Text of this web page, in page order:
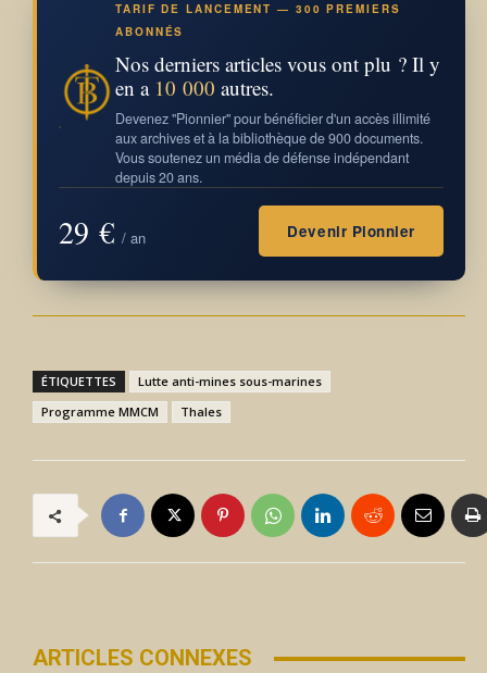
TARIF DE LANCEMENT — 300 PREMIERS
ABONNÉS
Nos derniers articles vous ont plu ? Il y
en a 10 000 autres.
Devenez "Pionnier" pour bénéficier d'un accès illimité
aux archives et à la bibliothèque de 900 documents.
Vous soutenez un média de défense indépendant
depuis 20 ans.
29 € / an Devenir Pionnier
ÉTIQUETTES
Lutte anti-mines sous-marines
Programme MMCM
Thales
ARTICLES CONNEXES